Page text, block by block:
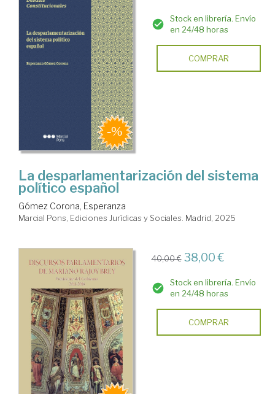
Stock en librería. Envío
en 24/48 horas
COMPRAR
La desparlamentarización del sistema
político español
Gómez Corona, Esperanza
Marcial Pons, Ediciones Jurídicas y Sociales. Madrid, 2025
40,00 € 38,00 €
Stock en librería. Envío
en 24/48 horas
COMPRAR